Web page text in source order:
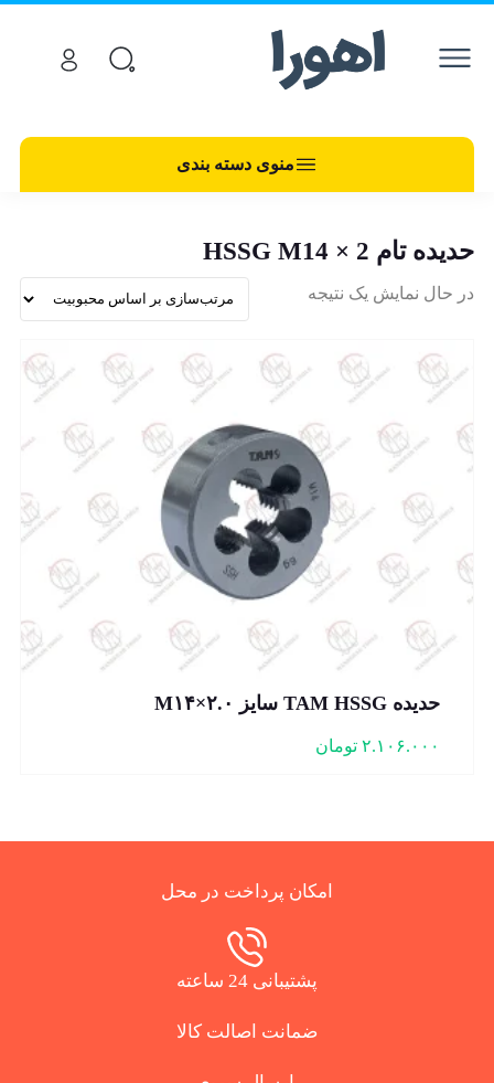
منوی دسته بندی
حدیده تام HSSG M14 × 2
در حال نمایش یک نتیجه
حدیده TAM HSSG سایز M۱۴×۲.۰
۲.۱۰۶.۰۰۰ تومان
امکان پرداخت در محل
پشتیبانی 24 ساعته
ضمانت اصالت کالا